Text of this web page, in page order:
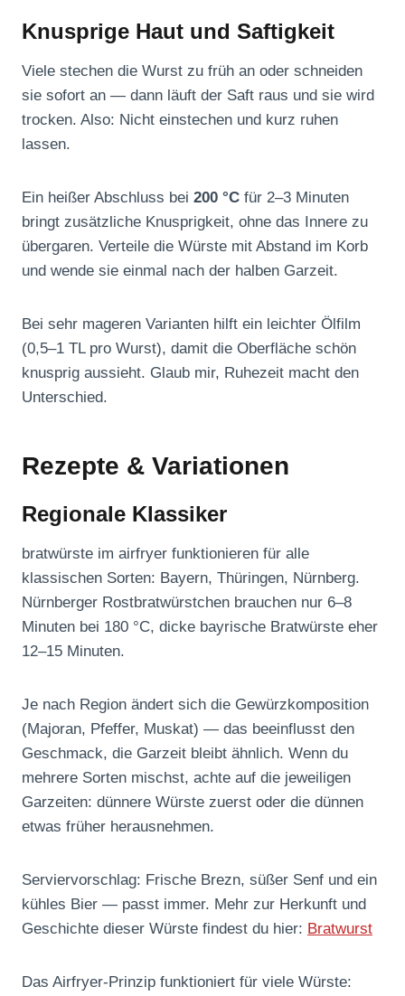
Knusprige Haut und Saftigkeit
Viele stechen die Wurst zu früh an oder schneiden
sie sofort an — dann läuft der Saft raus und sie wird
trocken. Also: Nicht einstechen und kurz ruhen
lassen.
Ein heißer Abschluss bei 200 °C für 2–3 Minuten
bringt zusätzliche Knusprigkeit, ohne das Innere zu
übergaren. Verteile die Würste mit Abstand im Korb
und wende sie einmal nach der halben Garzeit.
Bei sehr mageren Varianten hilft ein leichter Ölfilm
(0,5–1 TL pro Wurst), damit die Oberfläche schön
knusprig aussieht. Glaub mir, Ruhezeit macht den
Unterschied.
Rezepte & Variationen
Regionale Klassiker
bratwürste im airfryer funktionieren für alle
klassischen Sorten: Bayern, Thüringen, Nürnberg.
Nürnberger Rostbratwürstchen brauchen nur 6–8
Minuten bei 180 °C, dicke bayrische Bratwürste eher
12–15 Minuten.
Je nach Region ändert sich die Gewürzkomposition
(Majoran, Pfeffer, Muskat) — das beeinflusst den
Geschmack, die Garzeit bleibt ähnlich. Wenn du
mehrere Sorten mischst, achte auf die jeweiligen
Garzeiten: dünnere Würste zuerst oder die dünnen
etwas früher herausnehmen.
Serviervorschlag: Frische Brezn, süßer Senf und ein
kühles Bier — passt immer. Mehr zur Herkunft und
Geschichte dieser Würste findest du hier: Bratwurst
Das Airfryer-Prinzip funktioniert für viele Würste: